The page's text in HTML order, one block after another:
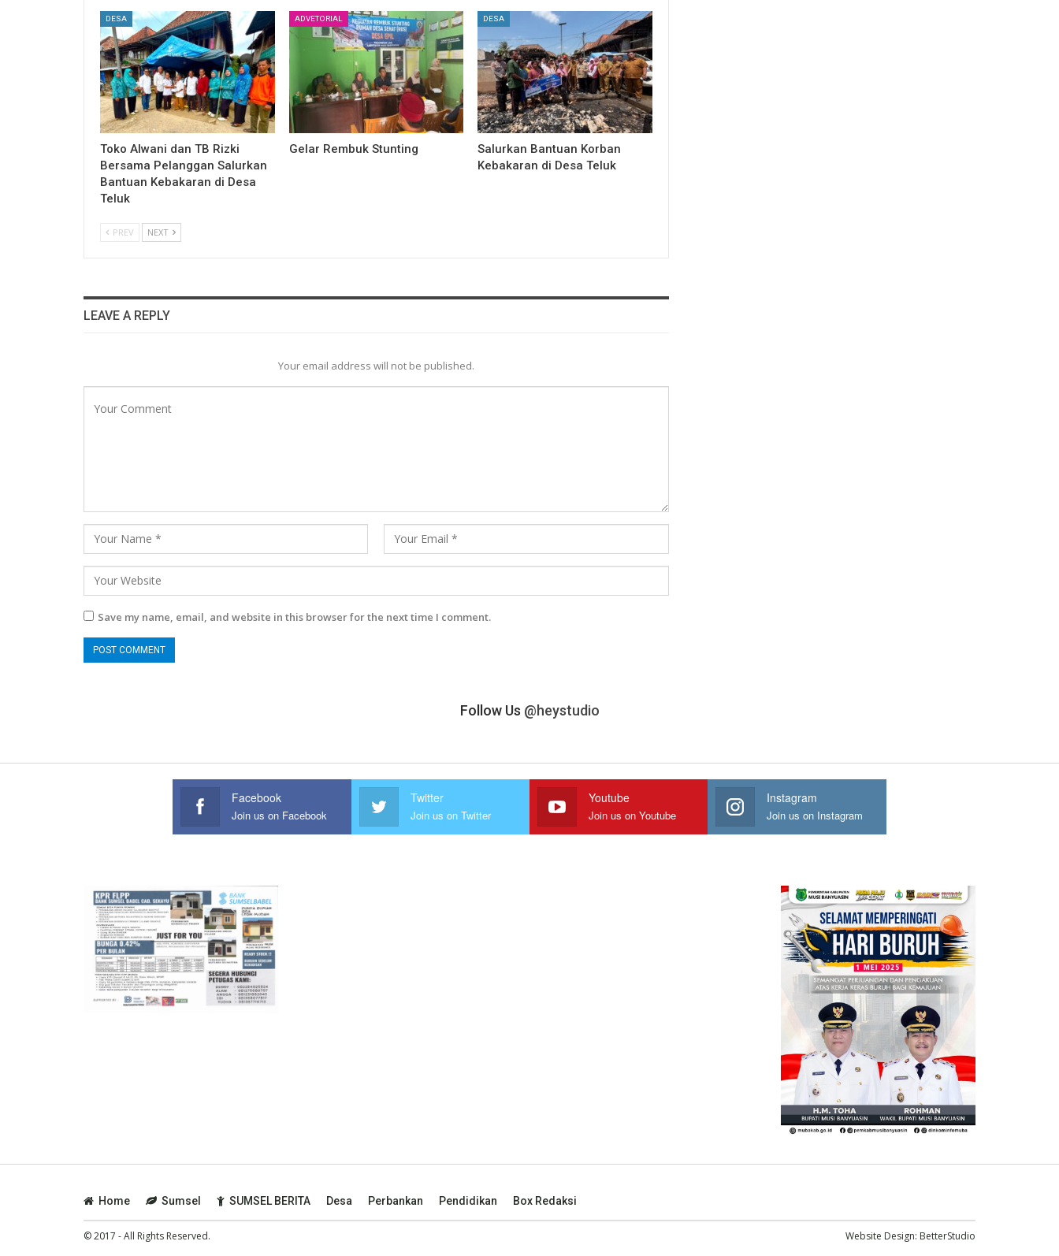
DESA
Toko Alwani dan TB Rizki
Bersama Pelanggan Salurkan
Bantuan Kebakaran di Desa
Teluk
ADVETORIAL
Gelar Rembuk Stunting
DESA
Salurkan Bantuan Korban
Kebakaran di Desa Teluk
PREV NEXT
LEAVE A REPLY
Your email address will not be published.
Save my name, email, and website in this browser for the next time I comment.
Follow Us @heystudio
Facebook
Join us on Facebook
Twitter
Join us on Twitter
Youtube
Join us on Youtube
Instagram
Join us on Instagram
Home Sumsel SUMSEL BERITA Desa Perbankan Pendidikan Box Redaksi
© 2017 - All Rights Reserved. Website Design: BetterStudio